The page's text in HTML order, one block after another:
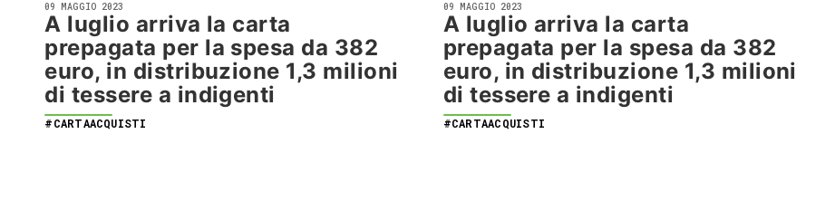
09 MAGGIO 2023
A luglio arriva la carta
prepagata per la spesa da 382
euro, in distribuzione 1,3 milioni
di tessere a indigenti
#CARTAACQUISTI
09 MAGGIO 2023
A luglio arriva la carta
prepagata per la spesa da 382
euro, in distribuzione 1,3 milioni
di tessere a indigenti
#CARTAACQUISTI